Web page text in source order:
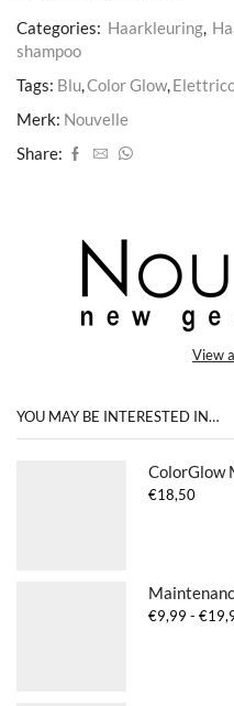
Categories: Haarkleuring,
shampoo
Tags: Blu,Color Glow,
Merk: Nouvelle
Share:
View
YOU MAY BE INTERESTED IN…
ColorGlow
€18,50
€9,99 - €